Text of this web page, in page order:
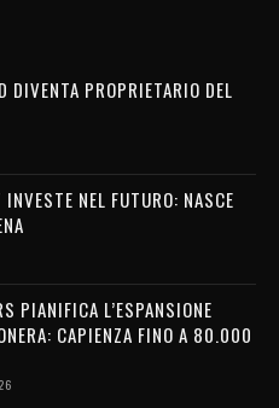
DIVENTA PROPRIETARIO DEL
NEL FUTURO: NASCE
PIANIFICA L’ESPANSIONE
CAPIENZA FINO A 80.000